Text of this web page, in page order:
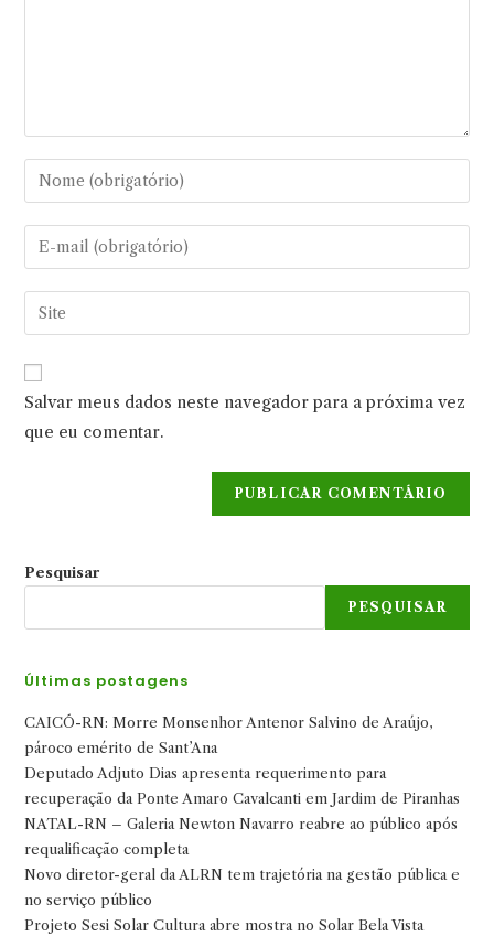
Digite
seu
nome
ou
de
usuário
para
comentar
Digite
seu
endereço
de
para
comentar
Digite
o
do
seu
site
Salvar meus dados neste navegador para a próxima vez
que eu comentar.
Pesquisar
PESQUISAR
Últimas postagens
CAICÓ-RN: Morre Monsenhor Antenor Salvino de Araújo,
pároco emérito de Sant’Ana
Deputado Adjuto Dias apresenta requerimento para
recuperação da Ponte Amaro Cavalcanti em Jardim de Piranhas
NATAL-RN – Galeria Newton Navarro reabre ao público após
requalificação completa
Novo diretor-geral da ALRN tem trajetória na gestão pública e
no serviço público
Projeto Sesi Solar Cultura abre mostra no Solar Bela Vista